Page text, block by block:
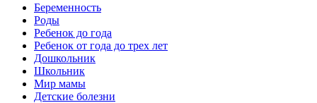
Беременность
Роды
Ребенок до года
Ребенок от года до трех лет
Дошкольник
Школьник
Мир мамы
Детские болезни